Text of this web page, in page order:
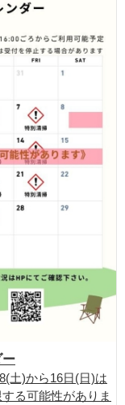
ー
土)から16日(日)は
る可能性がありま